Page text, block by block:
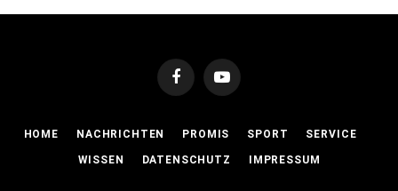
FacebookYouTube
HOME NACHRICHTEN PROMIS SPORT SERVICE
WISSEN DATENSCHUTZ IMPRESSUM